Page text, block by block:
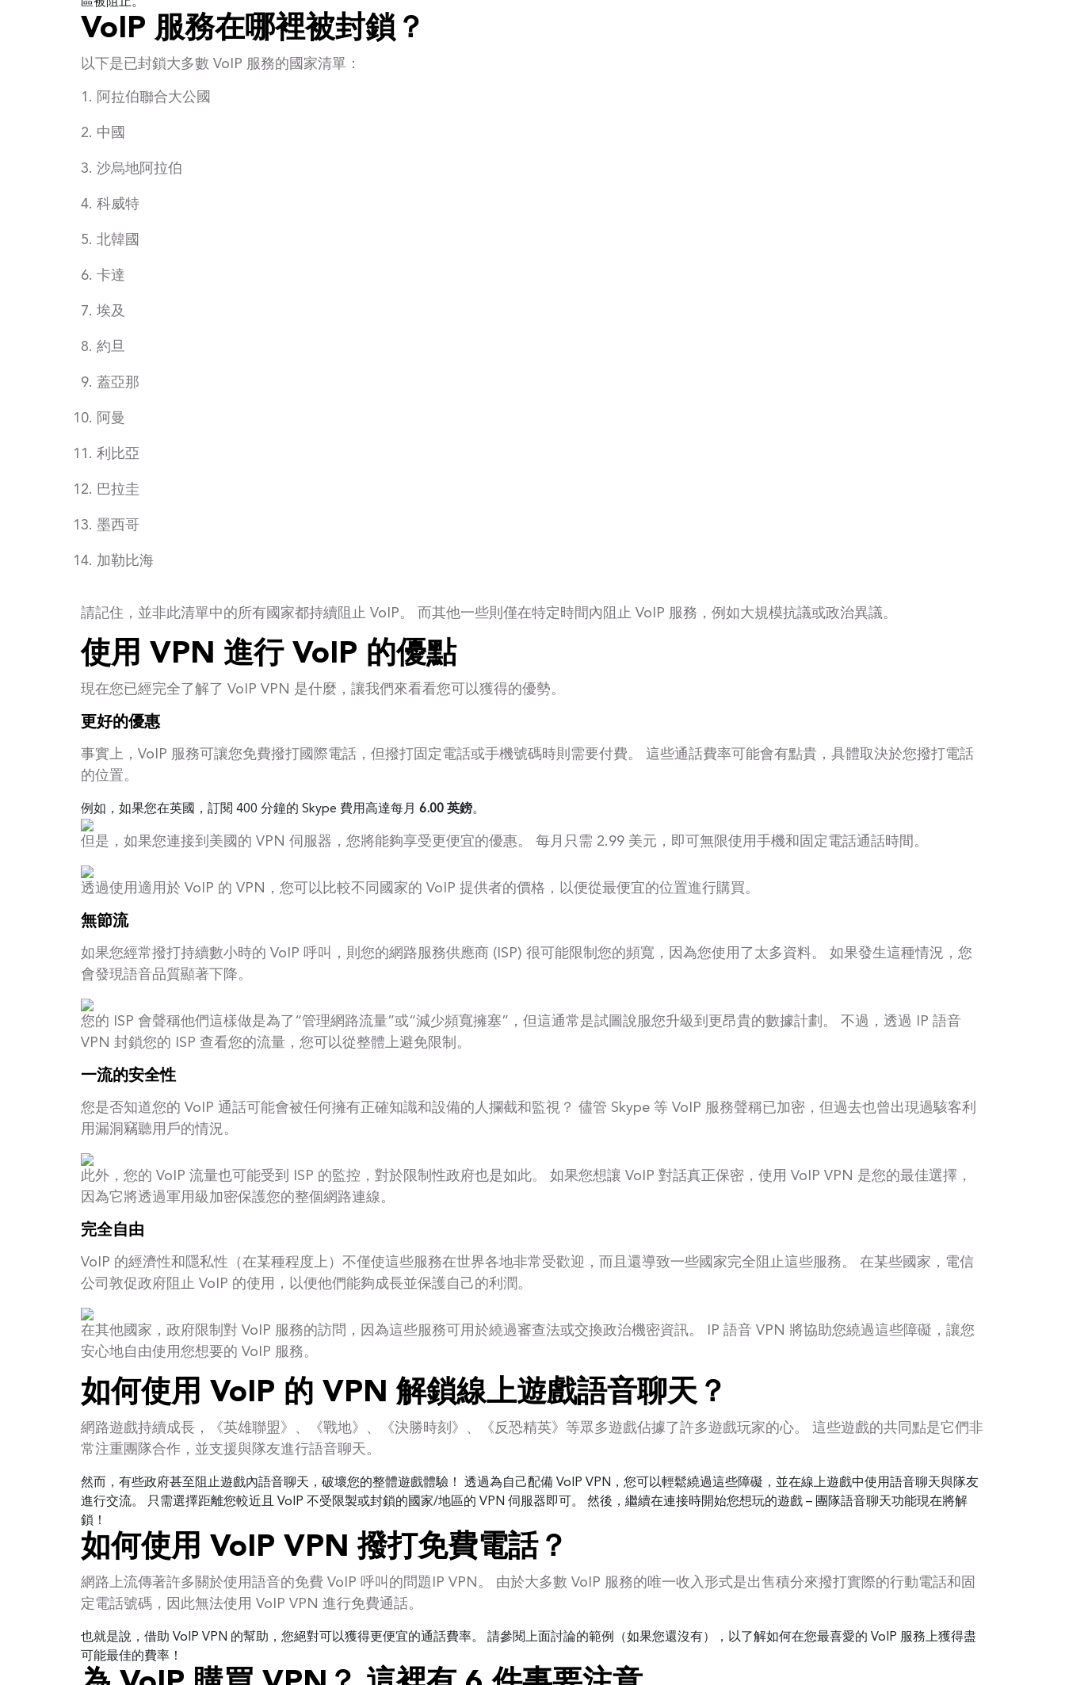
VoIP 服務在哪裡被封鎖？
以下是已封鎖大多數 VoIP 服務的國家清單：
阿拉伯聯合大公國
中國
沙烏地阿拉伯
科威特
北韓國
卡達
埃及
約旦
蓋亞那
阿曼
利比亞
巴拉圭
墨西哥
加勒比海
請記住，並非此清單中的所有國家都持續阻止 VoIP。 而其他一些則僅在特定時間內阻止 VoIP 服務，例如大規模抗議或政治異議。
使用 VPN 進行 VoIP 的優點
現在您已經完全了解了 VoIP VPN 是什麼，讓我們來看看您可以獲得的優勢。
更好的優惠
事實上，VoIP 服務可讓您免費撥打國際電話，但撥打固定電話或手機號碼時則需要付費。 這些通話費率可能會有點貴，具體取決於您撥打電話
的位置。
例如，如果您在英國，訂閱 400 分鐘的 Skype 費用高達每月 6.00 英鎊。
但是，如果您連接到美國的 VPN 伺服器，您將能夠享受更便宜的優惠。 每月只需 2.99 美元，即可無限使用手機和固定電話通話時間。
透過使用適用於 VoIP 的 VPN，您可以比較不同國家的 VoIP 提供者的價格，以便從最便宜的位置進行購買。
無節流
如果您經常撥打持續數小時的 VoIP 呼叫，則您的網路服務供應商 (ISP) 很可能限制您的頻寬，因為您使用了太多資料。 如果發生這種情況，您
會發現語音品質顯著下降。
您的 ISP 會聲稱他們這樣做是為了“管理網路流量”或“減少頻寬擁塞”，但這通常是試圖說服您升級到更昂貴的數據計劃。 不過，透過 IP 語音
VPN 封鎖您的 ISP 查看您的流量，您可以從整體上避免限制。
一流的安全性
您是否知道您的 VoIP 通話可能會被任何擁有正確知識和設備的人攔截和監視？ 儘管 Skype 等 VoIP 服務聲稱已加密，但過去也曾出現過駭客利
用漏洞竊聽用戶的情況。
此外，您的 VoIP 流量也可能受到 ISP 的監控，對於限制性政府也是如此。 如果您想讓 VoIP 對話真正保密，使用 VoIP VPN 是您的最佳選擇，
因為它將透過軍用級加密保護您的整個網路連線。
完全自由
VoIP 的經濟性和隱私性（在某種程度上）不僅使這些服務在世界各地非常受歡迎，而且還導致一些國家完全阻止這些服務。 在某些國家，電信
公司敦促政府阻止 VoIP 的使用，以便他們能夠成長並保護自己的利潤。
在其他國家，政府限制對 VoIP 服務的訪問，因為這些服務可用於繞過審查法或交換政治機密資訊。 IP 語音 VPN 將協助您繞過這些障礙，讓您
安心地自由使用您想要的 VoIP 服務。
如何使用 VoIP 的 VPN 解鎖線上遊戲語音聊天？
網路遊戲持續成長，《英雄聯盟》、《戰地》、《決勝時刻》、《反恐精英》等眾多遊戲佔據了許多遊戲玩家的心。 這些遊戲的共同點是它們非
常注重團隊合作，並支援與隊友進行語音聊天。
然而，有些政府甚至阻止遊戲內語音聊天，破壞您的整體遊戲體驗！ 透過為自己配備 VoIP VPN，您可以輕鬆繞過這些障礙，並在線上遊戲中使用語音聊天與隊友
進行交流。 只需選擇距離您較近且 VoIP 不受限製或封鎖的國家/地區的 VPN 伺服器即可。 然後，繼續在連接時開始您想玩的遊戲 – 團隊語音聊天功能現在將解
鎖！
如何使用 VoIP VPN 撥打免費電話？
網路上流傳著許多關於使用語音的免費 VoIP 呼叫的問題IP VPN。 由於大多數 VoIP 服務的唯一收入形式是出售積分來撥打實際的行動電話和固
定電話號碼，因此無法使用 VoIP VPN 進行免費通話。
也就是說，借助 VoIP VPN 的幫助，您絕對可以獲得更便宜的通話費率。 請參閱上面討論的範例（如果您還沒有），以了解如何在您最喜愛的 VoIP 服務上獲得盡
可能最佳的費率！